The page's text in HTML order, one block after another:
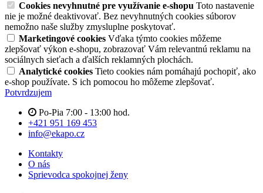
Cookies nevyhnutné pre využívanie e-shopu Toto nastavenie
nie je možné deaktivovať. Bez nevyhnutných cookies súborov
nemožno naše služby zmysluplne poskytovať.
Marketingové cookies Vďaka týmto cookies môžeme
zlepšovať výkon e-shopu, zobrazovať Vám relevantnú reklamu na
sociálnych sieťach a ďalších reklamných plochách.
Analytické cookies Tieto cookies nám pomáhajú pochopiť, ako
e-shop používate. S ich pomocou ho môžeme zlepšovať.
Potvrdzujem
Po-Pia 7:00 - 13:00 hod.
+421 951 169 453
info@ekapo.cz
Kontakty
O nás
Sprievodca spokojnej ženy